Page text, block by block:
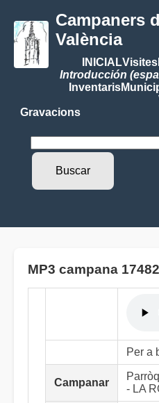
Campaners
València
INICIALVisites
Introducción
Inventaris
Gravacions
MP3 campana 17482
Per a
Campanar
- LA